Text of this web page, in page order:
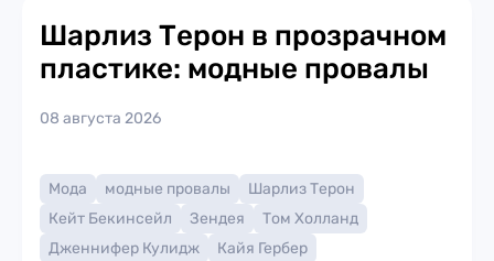
Шарлиз Терон в прозрачном
пластике: модные провалы
08 августа 2026
Мода модные провалы
Шарлиз Терон
Кейт Бекинсейл
Зендея
Том Холланд
Дженнифер Кулидж
Кайя Гербер